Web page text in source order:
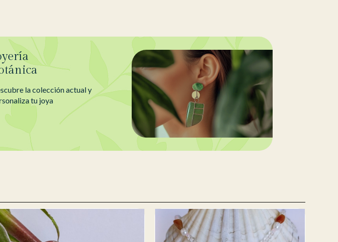
la colección actual y
tu joya